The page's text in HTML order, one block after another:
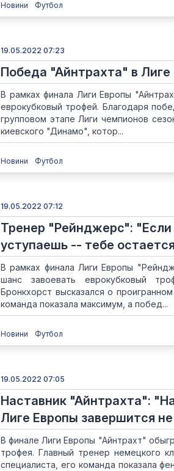
Новини Футбол
19.05.2022 07:23
Победа "Айнтрахта" в
В рамках финала Лиги Европы
еврокубковый трофей. Благодаря
групповом этапе Лиги чемпионов
киевского "Динамо", котор...
Новини Футбол
19.05.2022 07:12
Тренер "Рейнджерс":
уступаешь -- тебе
В рамках финала Лиги Европы
шанс завоевать еврокубковый
Бронкхорст высказался о
команда показала максимум, а побед...
Новини Футбол
19.05.2022 07:05
Наставник "Айнтрахта":
Лиге Европы завершится
В финале Лиги Европы "Айнтрахт"
трофея. Главный тренер немецкого
специалиста, его команда показала